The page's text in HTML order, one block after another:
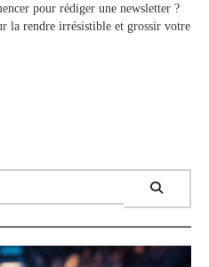
pour rédiger une newsletter ?
la rendre irrésistible et grossir votre